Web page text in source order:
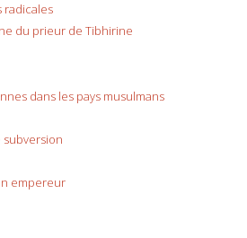
radicales
du prieur de Tibhirine
dans les pays musulmans
subversion
empereur